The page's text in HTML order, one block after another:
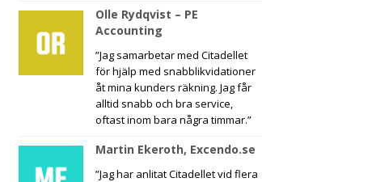
Olle Rydqvist – PE
Accounting
”Jag samarbetar med Citadellet
för hjälp med snabblikvidationer
åt mina kunders räkning. Jag får
alltid snabb och bra service,
oftast inom bara några timmar.”
Martin Ekeroth, Excendo.se
”Jag har anlitat Citadellet vid flera